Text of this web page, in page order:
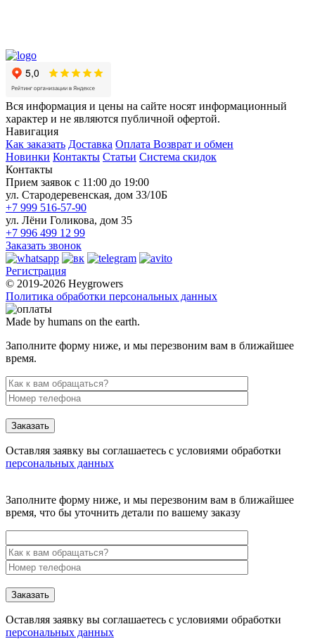
Вся информация и цены на сайте носят информационный
характер и не являются публичной офертой.
Навигация
Как заказать Доставка Оплата Возврат и обмен
Новинки Контакты Статьи Система скидок
Контакты
Прием заявок с 11:00 до 19:00
ул. Стародеревенская, дом 33/10Б
+7 999 516-57-90
ул. Лёни Голикова, дом 35
+7 996 499 12 99
Заказать звонок
Регистрация
© 2019-2026 Heygrowers
Политика обработки персональных данных
Made by humans on the earth.
Заполните форму ниже, и мы перезвоним вам в ближайшее
время.
Заказать
Оставляя заявку вы соглашаетесь с условиями обработки
персональных данных
Заполните форму ниже, и мы перезвоним вам в ближайшее
время, что бы уточнить детали по вашему заказу
Заказать
Оставляя заявку вы соглашаетесь с условиями обработки
персональных данных